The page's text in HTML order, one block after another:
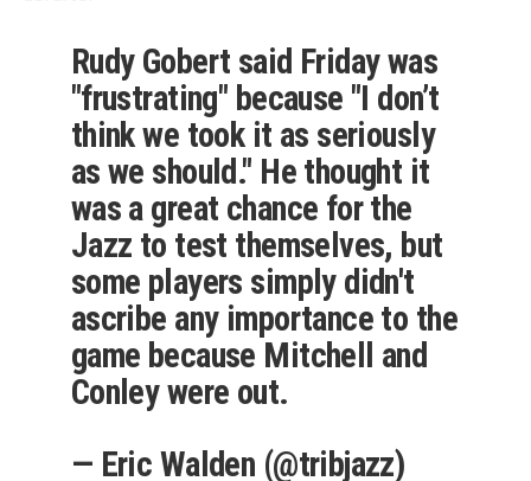
Rudy Gobert said Friday was
"frustrating" because "I don’t
think we took it as seriously
as we should." He thought it
was a great chance for the
Jazz to test themselves, but
some players simply didn't
ascribe any importance to the
game because Mitchell and
Conley were out.
— Eric Walden (@tribjazz)